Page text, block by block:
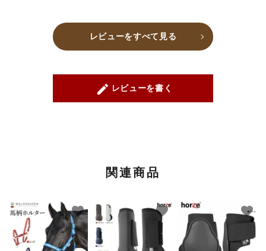
レビューをすべて見る
create レビューを書く
関連商品
favorite favorite favorite